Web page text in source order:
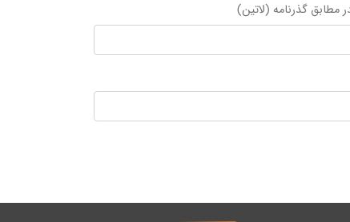
مطابق گذرنامه (لاتین)